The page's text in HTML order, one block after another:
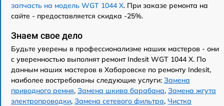
запчасть на модель WGT 1044 X. При заказе ремонта на
сайте - предоставляется скидка -25%.
Знаем свое дело
Будьте уверены в профессионализме наших мастеров - они
с уверенностью выполнят ремонт Indesit WGT 1044 X. По
данным наших мастеров в Хабаровске по ремонту Indesit,
наиболее востребованы следующие услуги: Замена
приводного ремня, Замена шкива барабана, Замена жгута
электропроводки, Замена сетевого фильтра, Чистка